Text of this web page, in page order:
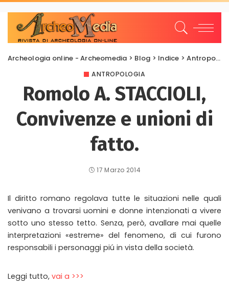
Archeologia online - Archeomedia > Blog > Indice >Antropologia
ANTROPOLOGIA
Romolo A. STACCIOLI,
Convivenze e unioni di
fatto.
17 Marzo 2014
Il diritto romano regolava tutte le situazioni nelle quali
venivano a trovarsi uomini e donne intenzionati a vivere
sotto uno stesso tetto. Senza, però, avallare mai quelle
interpretazioni «estreme» del fenomeno, di cui furono
responsabili i personaggi piú in vista della società.
Leggi tutto, vai a >>>